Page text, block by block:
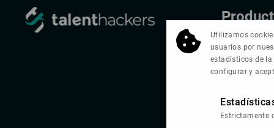
Acerca de
Ofertas de
Utilizamos
usuarios por
estadísticos de
configurar y
Estrictamente